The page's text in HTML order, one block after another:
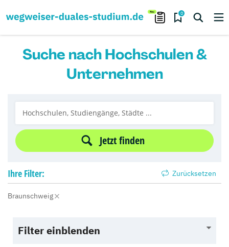
0
Suche nach Hochschulen &
Unternehmen
Jetzt finden
Ihre Filter: Zurücksetzen
Braunschweig
Filter einblenden